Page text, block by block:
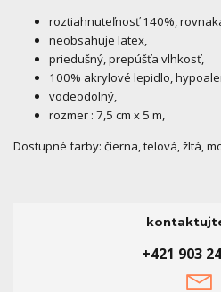
roztiahnuteľnosť 140%,
neobsahuje latex,
priedušný, prepúšťa vlhkosť,
100% akrylové lepidlo,
vodeodolný,
rozmer : 7,5 cm x 5 m,
Dostupné farby: čierna, telová, žltá,
+421 903